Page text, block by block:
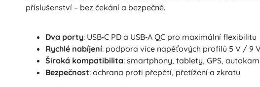
příslušenství – bez čekání a bezpečně.
Dva porty: USB‑C PD a USB‑A QC pro maximální flexibilitu
Rychlé nabíjení: podpora více napěťových profilů 5 V / 9
Široká kompatibilita: smartphony, tablety, GPS,
Bezpečnost: ochrana proti přepětí, přetížení a zkratu